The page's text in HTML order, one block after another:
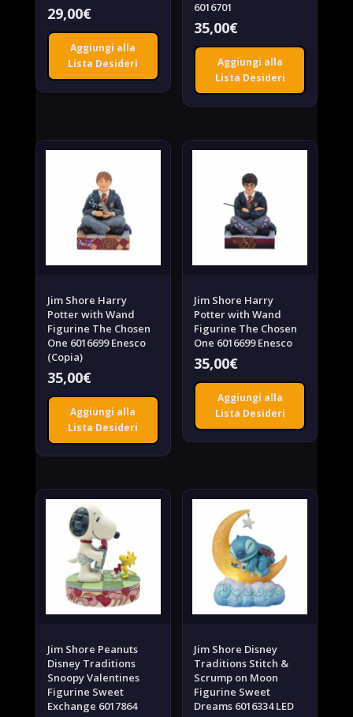
29,00€
Aggiungi alla
Lista Desideri
6016701
35,00€
Aggiungi alla
Lista Desideri
Jim Shore Harry
Potter with Wand
Figurine The Chosen
One 6016699 Enesco
(Copia)
35,00€
Aggiungi alla
Lista Desideri
Jim Shore Harry
Potter with Wand
Figurine The Chosen
One 6016699 Enesco
35,00€
Aggiungi alla
Lista Desideri
Jim Shore Peanuts
Disney Traditions
Snoopy Valentines
Figurine Sweet
Exchange 6017864
Jim Shore Disney
Traditions Stitch &
Scrump on Moon
Figurine Sweet
Dreams 6016334 LED